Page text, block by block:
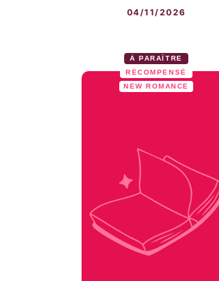
04/11/2026
À PARAÎTRE
RÉCOMPENSÉ
NEW ROMANCE